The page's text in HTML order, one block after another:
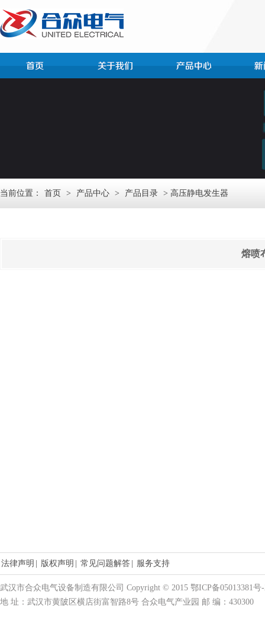
当前位置： 首页 > 产品中心 > 产品目录 > 高压静电发生器
熔喷
法律声明 版权声明 常见问题解答 服务支持
武汉市合众电气设备制造有限公司 Copyright © 2015 鄂ICP备05013381号
地 址：武汉市黄陂区横店街富智路8号 合众电气产业园 邮 编：430300